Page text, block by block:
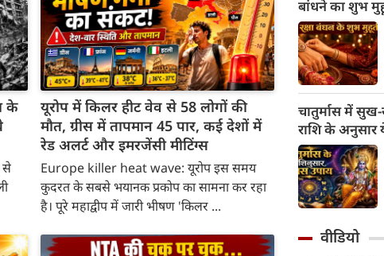
के
से
यूरोप में किलर हीट वेव से 58 लोगों की
मौत, ग्रीस में तापमान 45 पार, कई देशों में
रेड अलर्ट और इमरजेंसी मीटिंग्स
Europe killer heat wave: यूरोप इस समय
कुदरत के सबसे भयानक प्रकोप का सामना कर रहा
है। पूरे महाद्वीप में जारी भीषण 'किलर ...
बांधने का शुभ
चातुर्मास में
राशि के अनुसार
वीडियो